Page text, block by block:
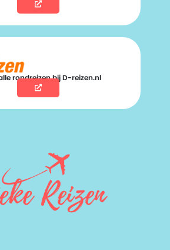
rondreizen bij D-reizen.nl